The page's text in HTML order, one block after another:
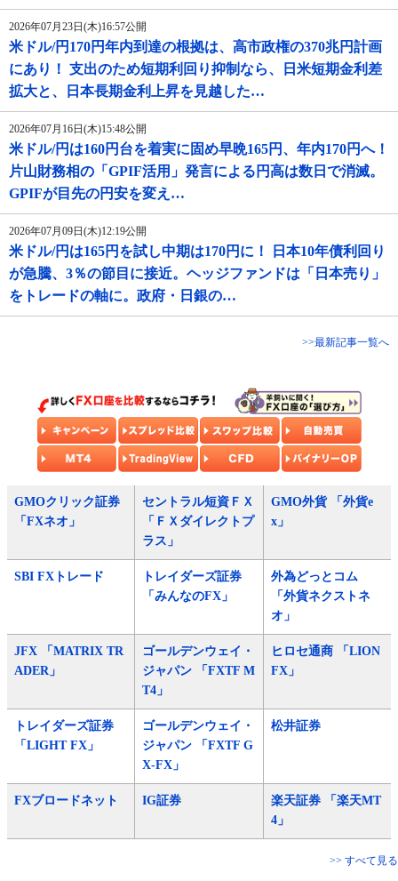
2026年07月23日(木)16:57公開
米ドル/円170円年内到達の根拠は、高市政権の370兆円計画
にあり！ 支出のため短期利回り抑制なら、日米短期金利差
拡大と、日本長期金利上昇を見越した…
2026年07月16日(木)15:48公開
米ドル/円は160円台を着実に固め早晩165円、年内170円へ！
片山財務相の「GPIF活用」発言による円高は数日で消滅。
GPIFが目先の円安を変え…
2026年07月09日(木)12:19公開
米ドル/円は165円を試し中期は170円に！ 日本10年債利回り
が急騰、3％の節目に接近。ヘッジファンドは「日本売り」
をトレードの軸に。政府・日銀の…
>>最新記事一覧へ
GMOクリック証券
「FXネオ」
セントラル短資ＦＸ
「ＦＸダイレクトプ
ラス」
GMO外貨 「外貨e
x」
SBI FXトレード
トレイダーズ証券
「みんなのFX」
外為どっとコム
「外貨ネクストネ
オ」
JFX 「MATRIX TR
ADER」
ゴールデンウェイ・
ジャパン 「FXTF M
T4」
ヒロセ通商 「LION
FX」
トレイダーズ証券
「LIGHT FX」
ゴールデンウェイ・
ジャパン 「FXTF G
X-FX」
松井証券
FXブロードネット IG証券
楽天証券 「楽天MT
4」
>> すべて見る